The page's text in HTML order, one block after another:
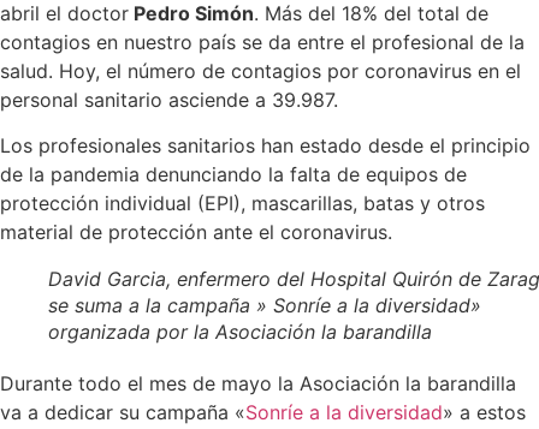
abril el doctor Pedro Simón. Más del 18% del total de
contagios en nuestro país se da entre el profesional de la
salud. Hoy, el número de contagios por coronavirus en el
personal sanitario asciende a 39.987.
Los profesionales sanitarios han estado desde el principio
de la pandemia denunciando la falta de equipos de
protección individual (EPI), mascarillas, batas y otros
material de protección ante el coronavirus.
David Garcia, enfermero del Hospital Quirón de
se suma a la campaña » Sonríe a la diversidad»
organizada por la Asociación la barandilla
Durante todo el mes de mayo la Asociación la barandilla
va a dedicar su campaña «Sonríe a la diversidad» a estos